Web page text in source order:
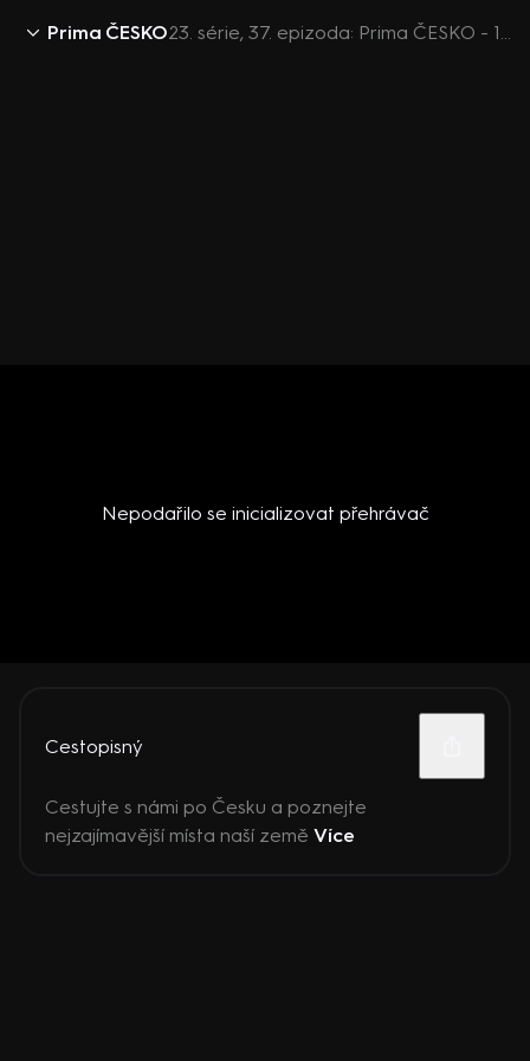
Prima ČESKO 23. série, 37. epizoda: Prima ČESKO - 17.9. v 08:25
Nepodařilo se inicializovat přehrávač
Cestopisný
Cestujte s námi po Česku a poznejte
nejzajímavější místa naší země Více